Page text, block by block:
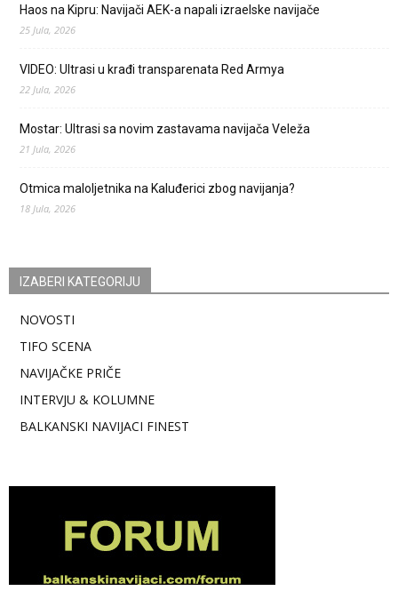
Haos na Kipru: Navijači AEK-a napali izraelske navijače
25 Jula, 2026
VIDEO: Ultrasi u krađi transparenata Red Armya
22 Jula, 2026
Mostar: Ultrasi sa novim zastavama navijača Veleža
21 Jula, 2026
Otmica maloljetnika na Kaluđerici zbog navijanja?
18 Jula, 2026
IZABERI KATEGORIJU
NOVOSTI
TIFO SCENA
NAVIJAČKE PRIČE
INTERVJU & KOLUMNE
BALKANSKI NAVIJACI FINEST